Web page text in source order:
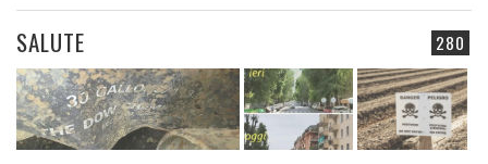
280
SALUTE